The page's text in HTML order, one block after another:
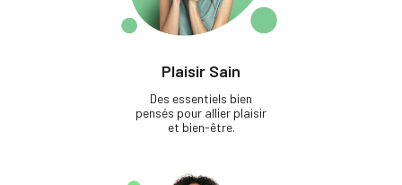
Plaisir Sain
Des essentiels bien
pensés pour allier plaisir
et bien-être.